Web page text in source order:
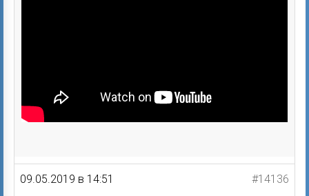
09.05.2019 в 14:51 #14136